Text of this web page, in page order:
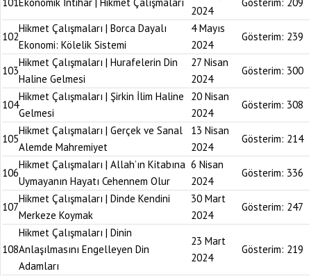
2024
102
Hikmet Çalışmaları | Borca Dayalı
Ekonomi: Kölelik Sistemi
4 Mayıs
2024
Gösterim: 239
103
Hikmet Çalışmaları | Hurafelerin Din
Haline Gelmesi
27 Nisan
2024
Gösterim: 300
104
Hikmet Çalışmaları | Şirkin İlim Haline
Gelmesi
20 Nisan
2024
Gösterim: 308
105
Hikmet Çalışmaları | Gerçek ve Sanal
Alemde Mahremiyet
13 Nisan
2024
Gösterim: 214
106
Hikmet Çalışmaları | Allah’ın Kitabına
Uymayanın Hayatı Cehennem Olur
6 Nisan
2024
Gösterim: 336
107
Hikmet Çalışmaları | Dinde Kendini
Merkeze Koymak
30 Mart
2024
Gösterim: 247
108
Hikmet Çalışmaları | Dinin
Anlaşılmasını Engelleyen Din
Adamları
23 Mart
2024
Gösterim: 219